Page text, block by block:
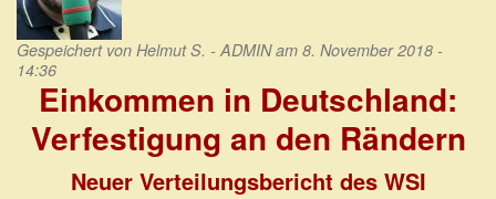
Gespeichert von Helmut S. - ADMINam 8. November 2018 -
14:36
Einkommen in Deutschland:
Verfestigung an den Rändern
Neuer Verteilungsbericht des WSI